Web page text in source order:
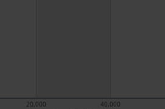
20,000 40,000